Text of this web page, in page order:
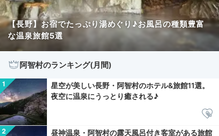
【長野】お宿でたっぷり湯めぐり♪お風呂の種類豊富
な温泉旅館5選
阿智村のランキング(月間)
星空が美しい長野・阿智村のホテル&旅館11選。
夜空に温泉にうっとり癒される♪
昼神温泉・阿智村の露天風呂付き客室がある旅館